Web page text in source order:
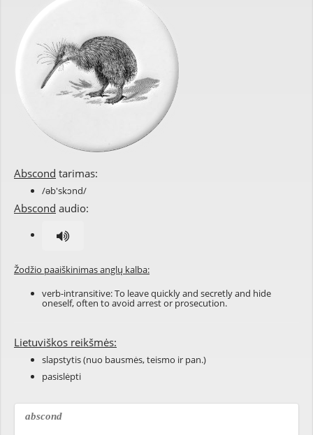
Abscond tarimas:
/əb'skɔnd/
Abscond audio:
Žodžio paaiškinimas anglų kalba:
verb-intransitive: To leave quickly and secretly and hide
oneself, often to avoid arrest or prosecution.
Lietuviškos reikšmės:
slapstytis (nuo bausmės, teismo ir pan.)
pasislėpti
abscond